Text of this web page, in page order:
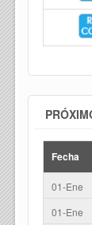
Fecha
01-Ene
01-Ene